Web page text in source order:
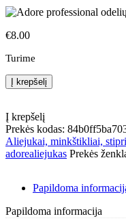
€8.00
Turime
produkto
kiekis:
professional
odelių
aliejukas
Harmony,
Į krepšelį
Į krepšelį
Prekės kodas:
Aliejukai, minkštikliai,
adorealiejukas Prekės
Papildoma
Papildoma informacija